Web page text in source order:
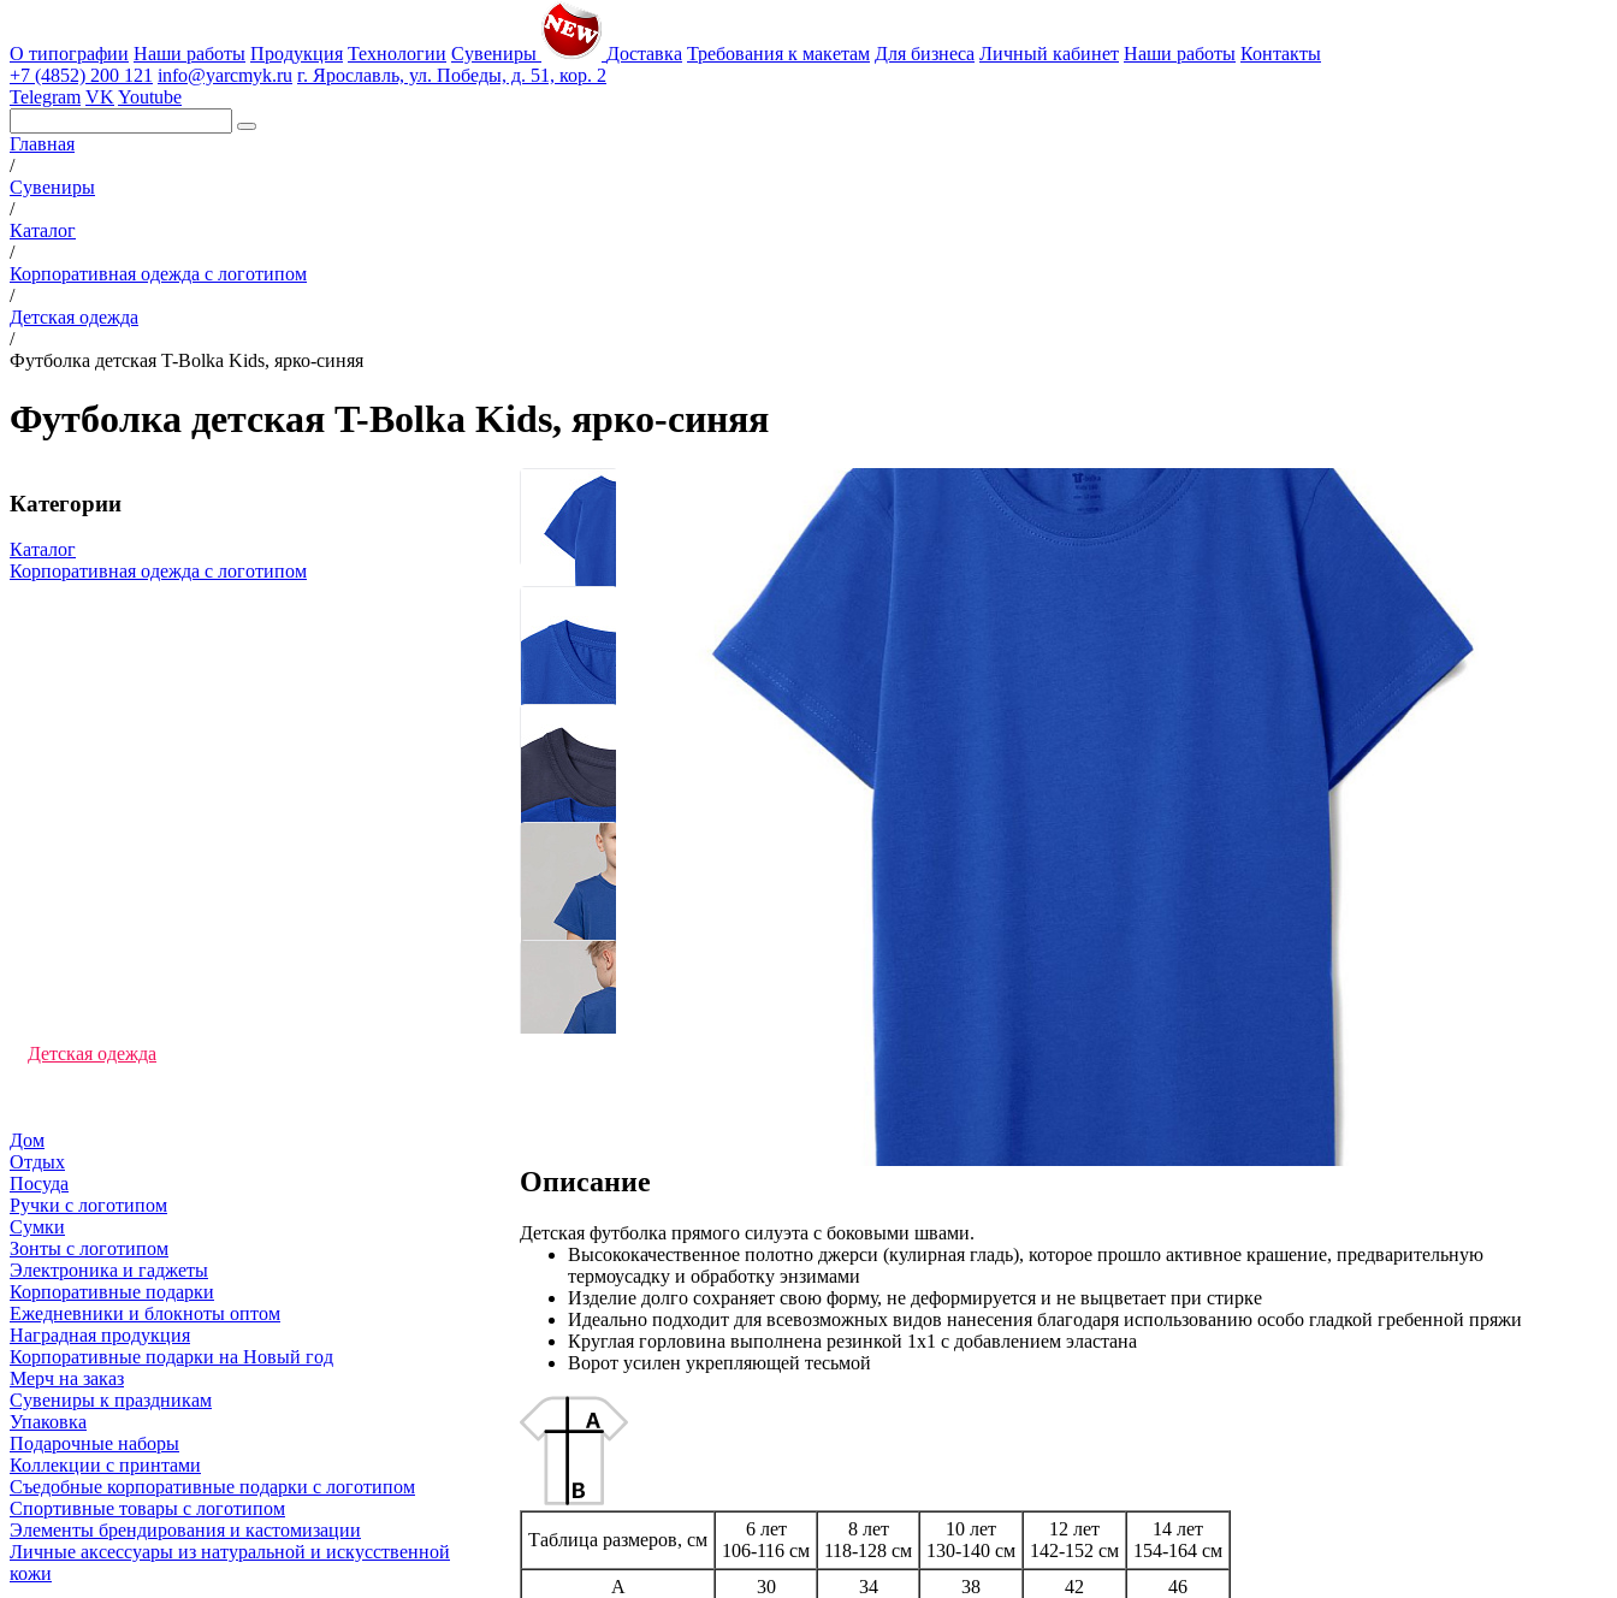
О типографии Наши работы Продукция Технологии Сувениры Доставка Требования к макетам Для бизнеса Личный кабинет Наши работы Контакты
+7 (4852) 200 121 info@yarcmyk.ru г. Ярославль, ул. Победы, д. 51, кор. 2
Telegram VK Youtube
Главная
/
Сувениры
/
Каталог
/
Корпоративная одежда с логотипом
/
Детская одежда
/
Футболка детская T-Bolka Kids, ярко-синяя
Футболка детская T-Bolka Kids, ярко-синяя
Категории
Каталог
Корпоративная одежда с логотипом
Детская одежда
Дом
Отдых
Посуда
Ручки с логотипом
Сумки
Зонты с логотипом
Электроника и гаджеты
Корпоративные подарки
Ежедневники и блокноты оптом
Наградная продукция
Корпоративные подарки на Новый год
Мерч на заказ
Сувениры к праздникам
Упаковка
Подарочные наборы
Коллекции с принтами
Съедобные корпоративные подарки с логотипом
Спортивные товары с логотипом
Элементы брендирования и кастомизации
Личные аксессуары из натуральной и искусственной
кожи
Описание
Детская футболка прямого силуэта с боковыми швами.
Высококачественное полотно джерси (кулирная гладь), которое прошло активное крашение, предварительную
термоусадку и обработку энзимами
Изделие долго сохраняет свою форму, не деформируется и не выцветает при стирке
Идеально подходит для всевозможных видов нанесения благодаря использованию особо гладкой гребенной пряжи
Круглая горловина выполнена резинкой 1x1 с добавлением эластана
Ворот усилен укрепляющей тесьмой
Таблица размеров, см
6 лет
106-116 см
8 лет
118-128 см
10 лет
130-140 см
12 лет
142-152 см
14 лет
154-164 см
A
30 34 38 42
46